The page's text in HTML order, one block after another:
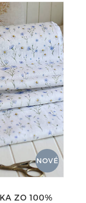
NOVÉ
ZO 100%